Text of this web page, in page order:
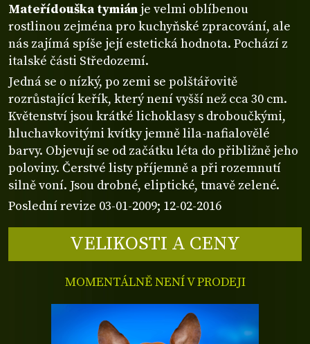
Mateřídouška tymián je velmi oblíbenou
rostlinou zejména pro kuchyňské zpracování, ale
nás zajímá spíše její estetická hodnota. Pochází z
italské části Středozemí.
Jedná se o nízký, po zemi se polštářovitě
rozrůstající keřík, který není vyšší než cca 30 cm.
Květenství jsou krátké lichoklasy s droboučkými,
hluchavkovitými kvítky jemně lila-nafialovělé
barvy. Objevují se od začátku léta do přibližně jeho
poloviny. Čerstvé listy příjemně a při rozemnutí
silně voní. Jsou drobné, eliptické, tmavě zelené.
Poslední revize 03-01-2009; 12-02-2016
VELIKOSTI A CENY
MOMENTÁLNĚ NENÍ V PRODEJI